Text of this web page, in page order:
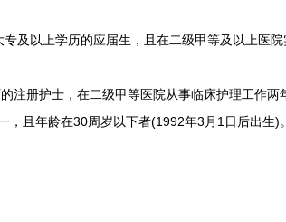
以上学历的应届生，且在二级甲等及以上医院
册护士，在二级甲等医院从事临床护理工作两
，且年龄在30周岁以下者(1992年3月1日后出生)。